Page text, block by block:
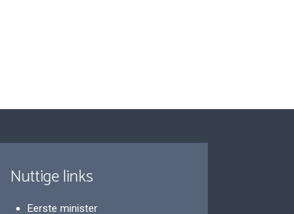
Nuttige links
Eerste minister